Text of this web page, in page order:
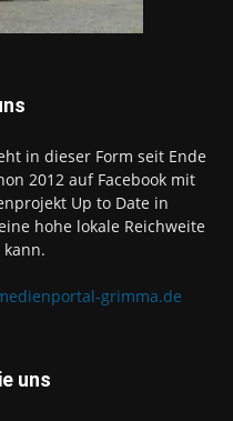
in dieser Form seit Ende
2012 auf Facebook mit
Up to Date in
hohe lokale Reichweite
grimma.de
uns